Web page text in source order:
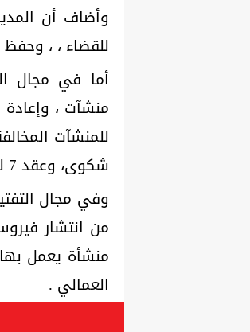
للقضاء ، ، وحفظ 4 شكاوى .
شكوى، وعقد 7 لجان تراخيص، ومنح 13 منشأة ترخيصا .
وفي مجال
العمالي .